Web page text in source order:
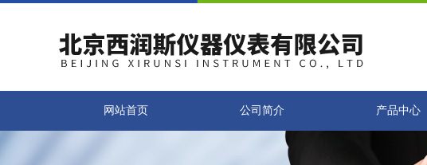
网站首页 公司简介 产品中心